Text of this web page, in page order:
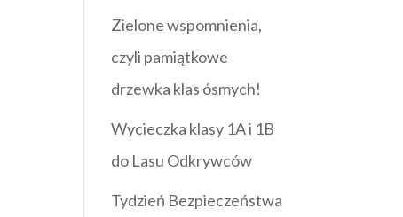
Zielone wspomnienia,
czyli pamiątkowe
drzewka klas ósmych!
Wycieczka klasy 1A i 1B
do Lasu Odkrywców
Tydzień Bezpieczeństwa